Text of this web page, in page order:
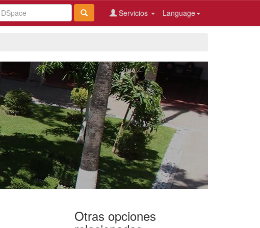
Language
Servicios
Otras opciones